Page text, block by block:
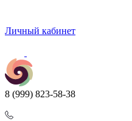
Личный кабинет
8 (999) 823-58-38